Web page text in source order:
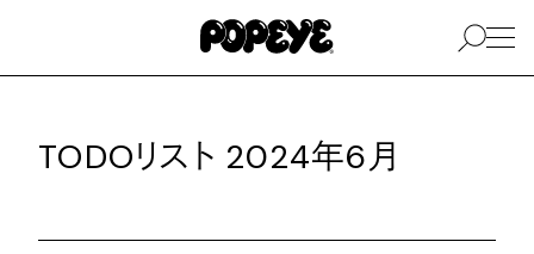
TODOリスト 2024年6月